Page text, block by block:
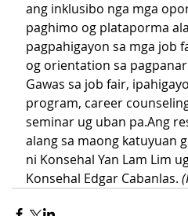
ang inklusibo nga mga
paghimo og plataporma
pagpahigayon sa mga job
og orientation sa
Gawas sa job fair,
program, career
seminar ug uban pa.Ang
alang sa maong katuyuan
ni Konsehal Yan Lam Lim
Konsehal Edgar Cabanlas.